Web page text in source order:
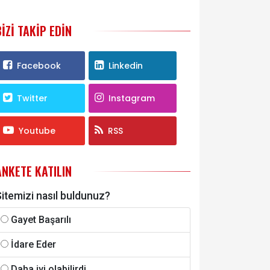
TAKIP EDIN
Facebook Linkedin
Twitter Instagram
Youtube RSS
KATILIN
nasıl buldunuz?
Gayet Başarılı
İdare Eder